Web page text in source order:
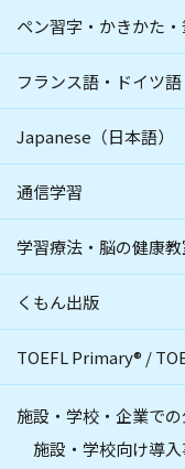
ペン習字・かきかた
フランス語・ドイツ語
Japanese（日本語）
通信学習
学習療法・脳の健康
くもん出版
TOEFL Primary® /
施設・学校・企業で
施設・学校向け導